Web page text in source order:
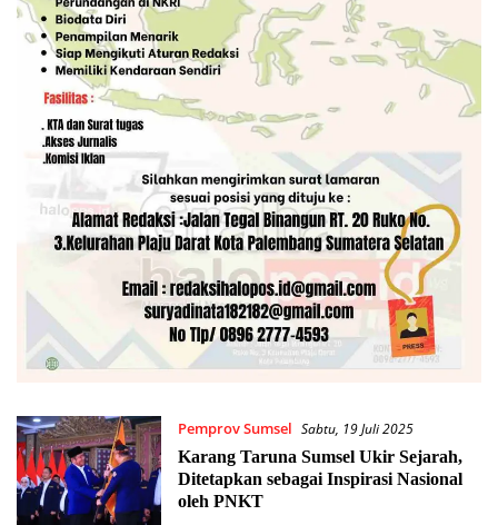
Pemprov Sumsel Sabtu, 19 Juli 2025
Karang Taruna Sumsel Ukir Sejarah,
Ditetapkan sebagai Inspirasi Nasional
oleh PNKT